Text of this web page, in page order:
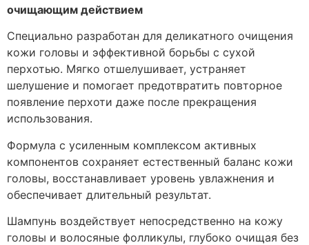
очищающим действием
Специально разработан для деликатного очищения
кожи головы и эффективной борьбы с сухой
перхотью. Мягко отшелушивает, устраняет
шелушение и помогает предотвратить повторное
появление перхоти даже после прекращения
использования.
Формула с усиленным комплексом активных
компонентов сохраняет естественный баланс кожи
головы, восстанавливает уровень увлажнения и
обеспечивает длительный результат.
Шампунь воздействует непосредственно на кожу
головы и волосяные фолликулы, глубоко очищая без